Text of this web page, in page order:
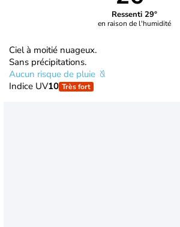
Ressenti 29°
en raison de l'humidité
Ciel à moitié nuageux.
Sans précipitations.
Aucun risque de pluie
Indice UV10 Très fort